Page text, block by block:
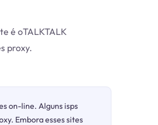
é oTALKTALK
proxy.
on-line. Alguns isps
Embora esses sites